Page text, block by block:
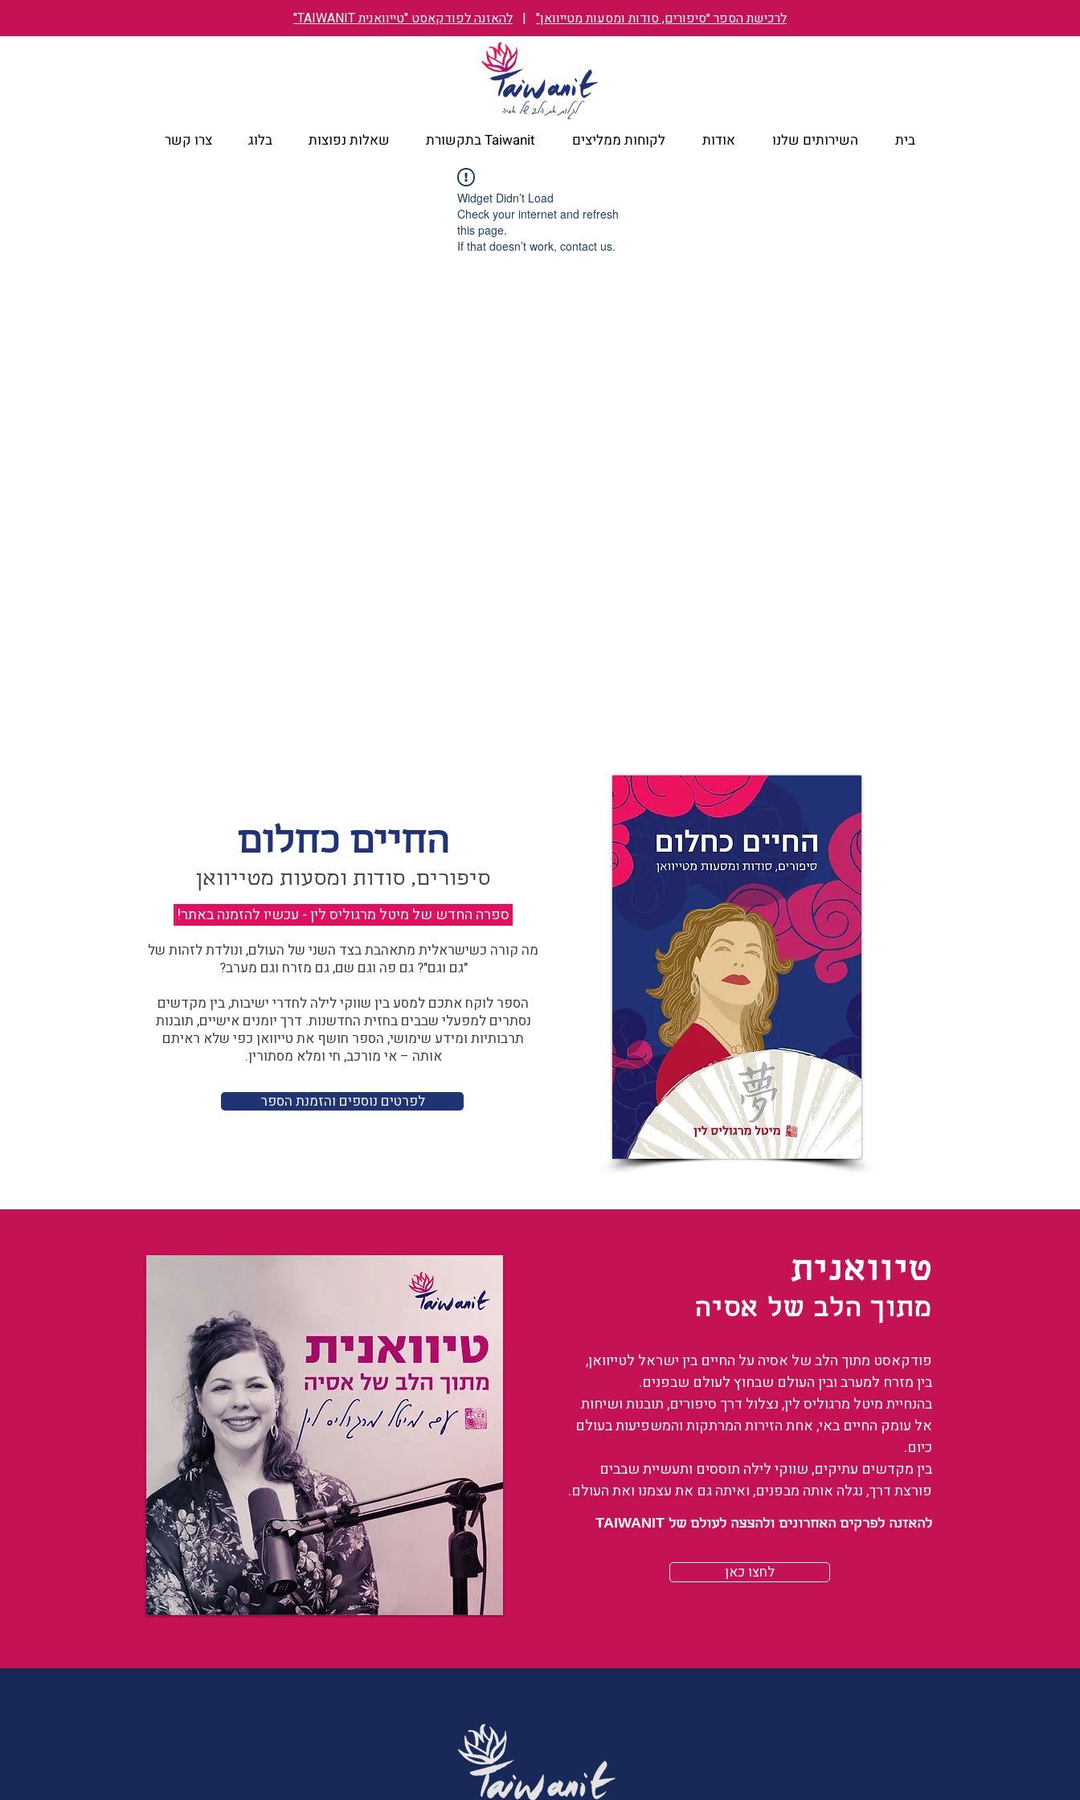
לרכישת הספר ״סיפורים, סודות ומסעות מטייוואן" | להאזנה לפודקאסט "טייוואנית TAIWANIT"
בית השירותים שלנו אודות לקוחות ממליצים Taiwanit בתקשורת שאלות נפוצות בלוג צרו קשר
Widget Didn’t Load
Check your internet and refresh
this page.
If that doesn’t work, contact us.
החיים כחלום
סיפורים, סודות ומסעות מטייוואן
ספרה החדש של מיטל מרגוליס לין - עכשיו להזמנה באתר!
מה קורה כשישראלית מתאהבת בצד השני של העולם, ונולדת לזהות של
"גם וגם"? גם פה וגם שם, גם מזרח וגם מערב?​​
הספר לוקח אתכם למסע בין שווקי לילה לחדרי ישיבות, בין מקדשים
נסתרים למפעלי שבבים בחזית החדשנות. דרך יומנים אישיים, תובנות
תרבותיות ומידע שימושי, הספר חושף את טייוואן כפי שלא ראיתם
אותה – אי מורכב, חי ומלא מסתורין.
לפרטים נוספים והזמנת הספר
טיוואנית
מתוך הלב של אסיה
פודקאסט מתוך הלב של אסיה על החיים בין ישראל לטייוואן,
בין מזרח למערב ובין העולם שבחוץ לעולם שבפנים.
בהנחיית מיטל מרגוליס לין, נצלול דרך סיפורים, תובנות ושיחות
אל עומק החיים באי, אחת הזירות המרתקות והמשפיעות בעולם
כיום.
בין מקדשים עתיקים, שווקי לילה תוססים ותעשיית שבבים
פורצת דרך, נגלה אותה מבפנים, ואיתה גם את עצמנו ואת העולם.
להאזנה לפרקים האחרונים ולהצצה לעולם של TAIWANIT
לחצו כאן